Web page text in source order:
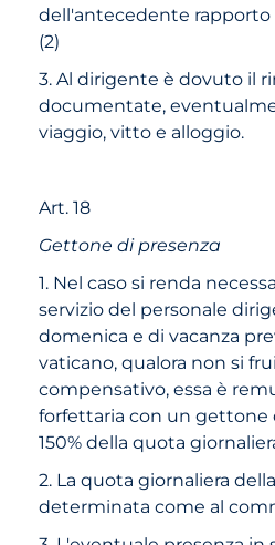
dell'antecedente rapporto
(2)
3. Al dirigente è dovuto il
documentate,
viaggio, vitto e alloggio.
Art. 18
Gettone di presenza
1. Nel caso si renda
servizio del personale
domenica e di vacanza
vaticano, qualora non si
compensativo, essa è
forfettaria con un gettone
150% della quota
2. La quota giornaliera
determinata come al